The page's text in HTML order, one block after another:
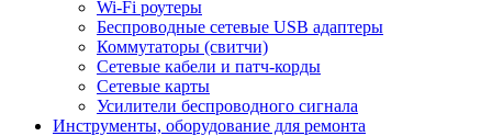
Wi-Fi роутеры
Беспроводные сетевые USB адаптеры
Коммутаторы (свитчи)
Сетевые кабели и патч-корды
Сетевые карты
Усилители беспроводного сигнала
Инструменты, оборудование для ремонта